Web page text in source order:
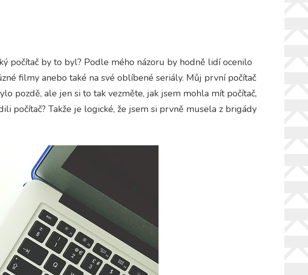
počítač by to byl? Podle mého názoru by hodně lidí ocenilo
filmy anebo také na své oblíbené seriály. Můj první počítač
pozdě, ale jen si to tak vezměte, jak jsem mohla mít počítač,
počítač? Takže je logické, že jsem si prvně musela z brigády